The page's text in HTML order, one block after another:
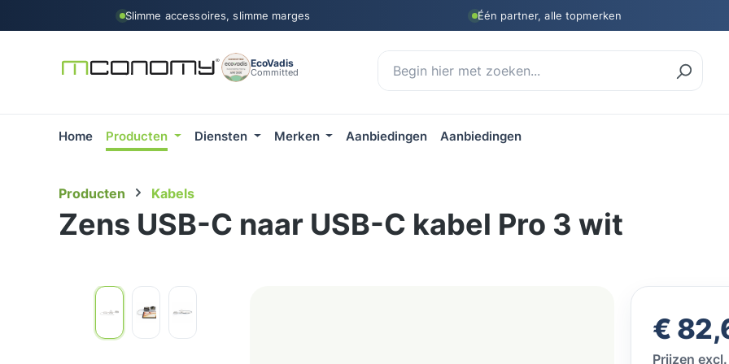
de hoofdinhoud
Ga naar de zoekopdracht
Ga naar de hoofdnavigatieSlimme accessoires, slimme marges Één partner, alle topmerken
EcoVadis
Committed
Home Producten Diensten Merken Aanbiedingen Aanbiedingen
Producten Kabels
Zens USB-C naar USB-C kabel Pro 3 wit
Normale
€
Prijzen